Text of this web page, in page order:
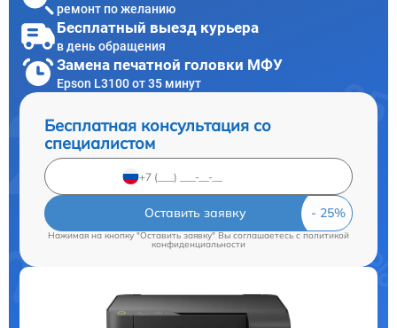
ремонт по желанию
Бесплатный выезд курьера
в день обращения
Замена печатной головки МФУ
Epson L3100 от 35 минут
Бесплатная консультация со
специалистом
Оставить заявку
Нажимая на кнопку "Оставить заявку" Вы соглашаетесь cполитикой
конфиденциальности